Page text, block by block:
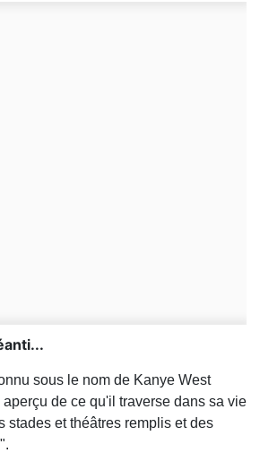
sous le nom de Kanye West
de ce qu'il traverse dans sa vie
stades et théâtres remplis et des
".